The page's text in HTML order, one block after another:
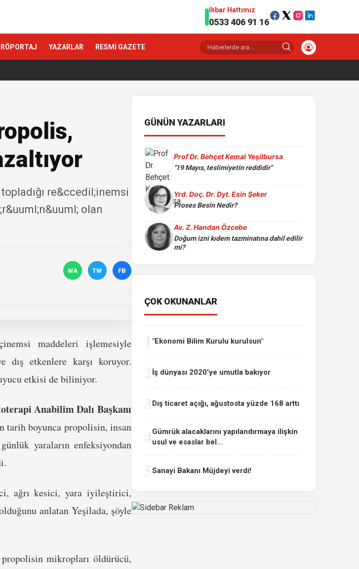
İhbar Hattımız
0533 406 91 16
RÖPORTAJ YAZARLAR RESMİ GAZETE
re&ccedil;inemsi
olan
WA TW FB
maddeleri işlemesiyle
dış etkenlere karşı koruyor.
etkisi de biliniyor.
Anabilim Dalı Başkanı
tarih boyunca propolisin, insan
yaraların enfeksiyondan
ağrı kesici, yara iyileştirici,
anlatan Yeşilada, şöyle
mikropları öldürücü,
GÜNÜN YAZARLARI
Prof Dr. Behçet Kemal Yeşilbursa
"19 Mayıs, teslimiyetin reddidir"
Yrd. Doç. Dr. Dyt. Esin Şeker
Proses Besin Nedir?
Av. Z. Handan Özcebe
Doğum izni kıdem tazminatına dahil edilir
mi?
ÇOK OKUNANLAR
"Ekonomi Bilim Kurulu kurulsun"
İş dünyası 2020'ye umutla bakıyor
Dış ticaret açığı, ağustosta yüzde 168 arttı
Gümrük alacaklarını yapılandırmaya ilişkin
usul ve esaslar bel...
Sanayi Bakanı Müjdeyi verdi!